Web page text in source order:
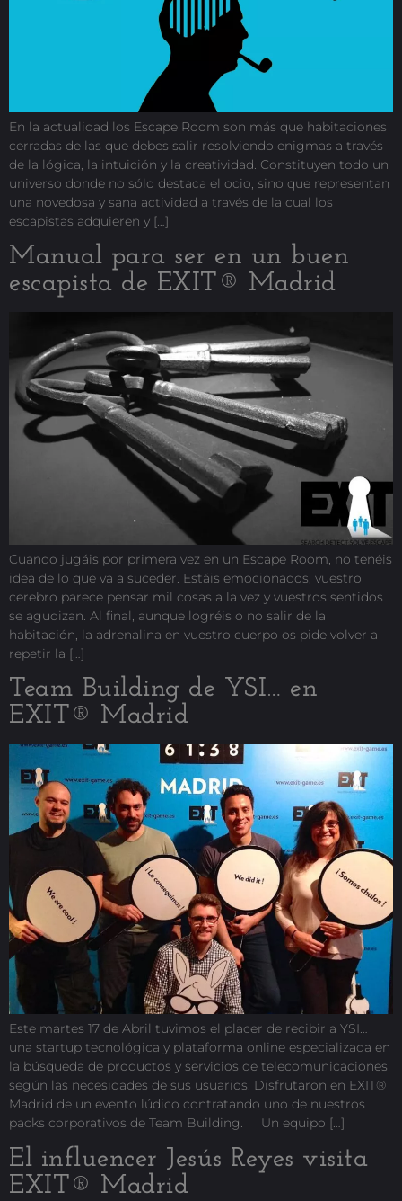
En la actualidad los Escape Room son más que habitaciones
cerradas de las que debes salir resolviendo enigmas a través
de la lógica, la intuición y la creatividad. Constituyen todo un
universo donde no sólo destaca el ocio, sino que representan
una novedosa y sana actividad a través de la cual los
escapistas adquieren y […]
Manual para ser en un buen
escapista de EXIT® Madrid
Cuando jugáis por primera vez en un Escape Room, no tenéis
idea de lo que va a suceder. Estáis emocionados, vuestro
cerebro parece pensar mil cosas a la vez y vuestros sentidos
se agudizan. Al final, aunque logréis o no salir de la
habitación, la adrenalina en vuestro cuerpo os pide volver a
repetir la […]
Team Building de YSI… en
EXIT® Madrid
Este martes 17 de Abril tuvimos el placer de recibir a YSI…
una startup tecnológica y plataforma online especializada en
la búsqueda de productos y servicios de telecomunicaciones
según las necesidades de sus usuarios. Disfrutaron en EXIT®
Madrid de un evento lúdico contratando uno de nuestros
packs corporativos de Team Building. Un equipo […]
El influencer Jesús Reyes visita
EXIT® Madrid